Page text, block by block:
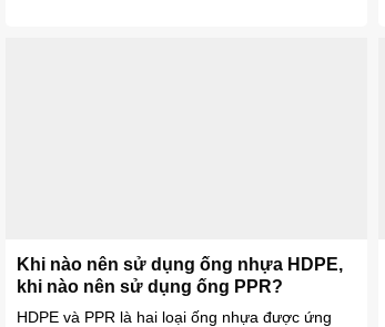
Khi nào nên sử dụng ống nhựa HDPE,
khi nào nên sử dụng ống PPR?
HDPE và PPR là hai loại ống nhựa được ứng